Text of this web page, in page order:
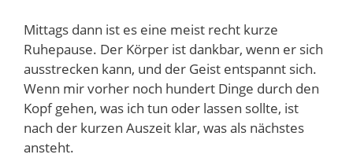
Mittags dann ist es eine meist recht kurze
Ruhepause. Der Körper ist dankbar, wenn er sich
ausstrecken kann, und der Geist entspannt sich.
Wenn mir vorher noch hundert Dinge durch den
Kopf gehen, was ich tun oder lassen sollte, ist
nach der kurzen Auszeit klar, was als nächstes
ansteht.